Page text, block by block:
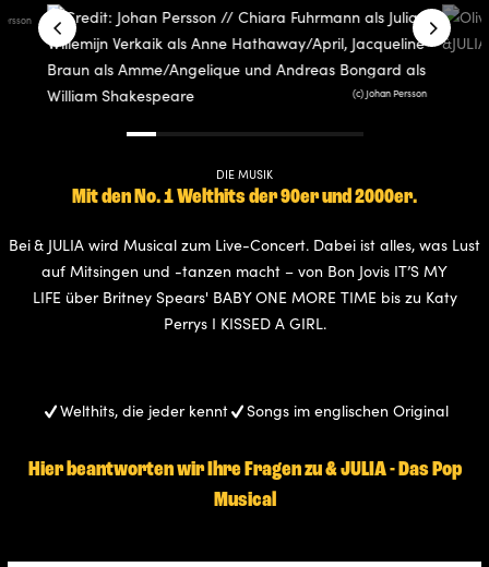
(c) Johan Persson
DIE MUSIK
Mit den No. 1 Welthits der 90er und 2000er.
Bei& JULIA wird Musical zum Live-Concert. Dabei ist alles, was Lust
auf Mitsingen und -tanzen macht – von Bon Jovis IT’S MY
LIFE über Britney Spears' BABY ONE MORE TIME bis zu Katy
Perrys I KISSED A GIRL.
Welthits, die jeder kennt Songs im englischen Original
Hier beantworten wir Ihre Fragen zu & JULIA - Das Pop
Musical